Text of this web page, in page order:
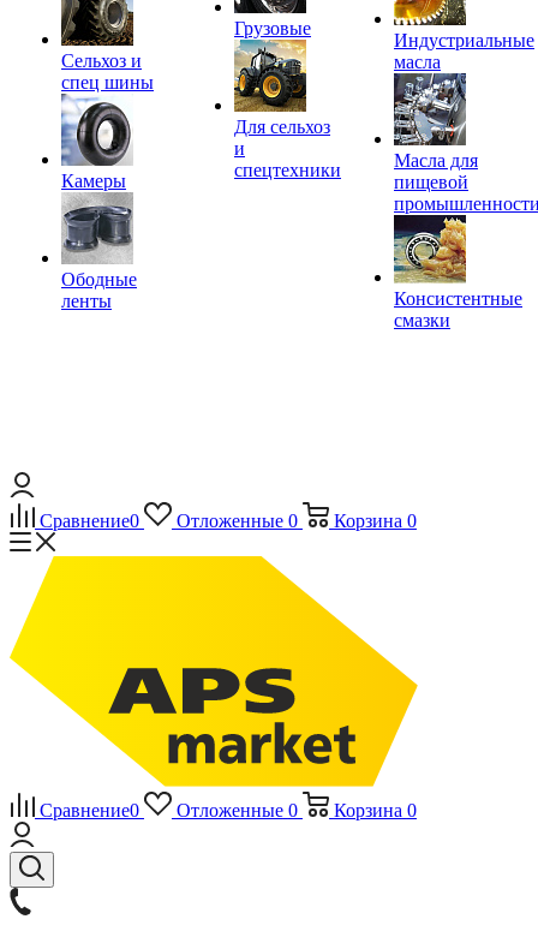
Сельхоз и
спец шины
Камеры
Ободные
ленты
Грузовые
Для сельхоз
и
спецтехники
Индустриальные
масла
Масла для
пищевой
Консистентные
смазки
Сравнение0 Отложенные 0 Корзина 0
Сравнение0 Отложенные 0 Корзина 0